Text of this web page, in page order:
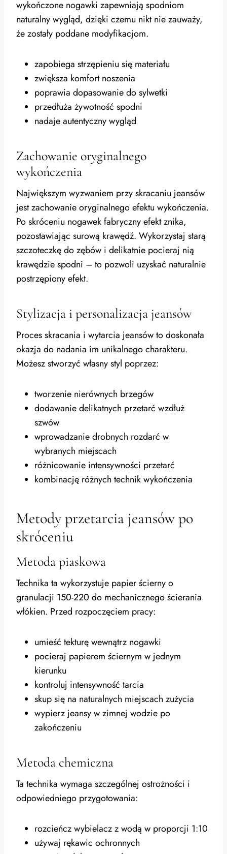
wykończone nogawki zapewniają spodniom
naturalny wygląd, dzięki czemu nikt nie zauważy,
że zostały poddane modyfikacjom.
zapobiega strzępieniu się materiału
zwiększa komfort noszenia
poprawia dopasowanie do sylwetki
przedłuża żywotność spodni
nadaje autentyczny wygląd
Zachowanie oryginalnego
wykończenia
Największym wyzwaniem przy skracaniu jeansów
jest zachowanie oryginalnego efektu wykończenia.
Po skróceniu nogawek fabryczny efekt znika,
pozostawiając surową krawędź. Wykorzystaj starą
szczoteczkę do zębów i delikatnie pocieraj nią
krawędzie spodni – to pozwoli uzyskać naturalnie
postrzępiony efekt.
Stylizacja i personalizacja jeansów
Proces skracania i wytarcia jeansów to doskonała
okazja do nadania im unikalnego charakteru.
Możesz stworzyć własny styl poprzez:
tworzenie nierównych brzegów
dodawanie delikatnych przetarć wzdłuż
szwów
wprowadzanie drobnych rozdarć w
wybranych miejscach
różnicowanie intensywności przetarć
kombinację różnych technik wykończenia
Metody przetarcia jeansów po
skróceniu
Metoda piaskowa
Technika ta wykorzystuje papier ścierny o
granulacji 150-220 do mechanicznego ścierania
włókien. Przed rozpoczęciem pracy:
umieść tekturę wewnątrz nogawki
pocieraj papierem ściernym w jednym
kierunku
kontroluj intensywność tarcia
skup się na naturalnych miejscach zużycia
wypierz jeansy w zimnej wodzie po
zakończeniu
Metoda chemiczna
Ta technika wymaga szczególnej ostrożności i
odpowiedniego przygotowania:
rozcieńcz wybielacz z wodą w proporcji 1:10
używaj rękawic ochronnych